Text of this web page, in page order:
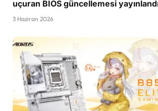
uçuran BIOS güncellemesi
3 Haziran 2026